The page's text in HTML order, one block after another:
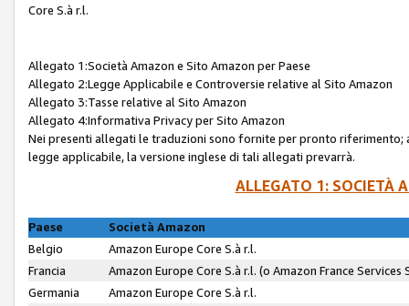
Core S.à r.l.
Allegato 1:Società Amazon e Sito Amazon per Paese
Allegato 2:Legge Applicabile e Controversie relative al Sito Amazon
Allegato 3:Tasse relative al Sito Amazon
Allegato 4:Informativa Privacy per Sito Amazon
Nei presenti allegati le traduzioni sono fornite per pronto riferimento;
legge applicabile, la versione inglese di tali allegati prevarrà.
ALLEGATO 1: SOCIETÀ
Paese
Società Amazon
Belgio
Amazon Europe Core S.à r.l.
Francia
Amazon Europe Core S.à r.l. (o Amazon France
Germania
Amazon Europe Core S.à r.l.